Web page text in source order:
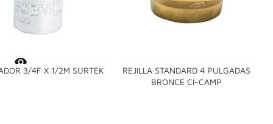
3/4F X 1/2M SURTEK

REJILLA STANDARD 4 PULGADAS
BRONCE CI-CAMP
